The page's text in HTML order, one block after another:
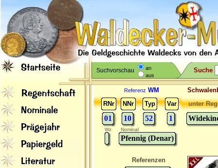
Suchvorschau
an
aus
Suche
Referenz WM
RNr
NNr Typ Var
01 10 52 1
unter
Wz Nominal
Pfennig (Denar)
Referenzen